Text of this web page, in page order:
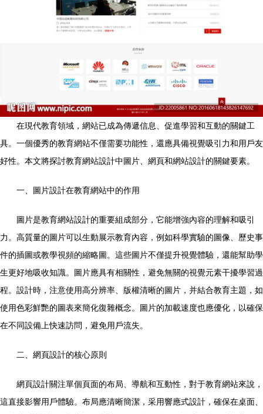
在現代教育領域，網站已成為傳遞信息、促進學習和互動的關鍵工
具。一個優秀的教育網站不僅需要功能性，還應具備視覺吸引力和用戶友
好性。本文將探討教育網站設計中圖片、網頁和網站設計的關鍵要素。
一、圖片設計在教育網站中的作用
圖片是教育網站設計的重要組成部分，它能增強內容的理解和吸引
力。高質量的圖片可以生動展示教育內容，例如科學實驗的圖像、歷史事
件的插圖或教學視頻的縮略圖。這些圖片不僅提升視覺體驗，還能幫助學
生更好地吸收知識。圖片應具有相關性，避免無關的視覺元素干擾學習過
程。設計時，注意使用高分辨率、版權清晰的圖片，并結合教育主題，如
使用色彩鮮艷的圖表來簡化復雜概念。圖片的加載速度也應優化，以確保
在不同設備上快速訪問，避免用戶流失。
二、網頁設計的核心原則
網頁設計關注單個頁面的布局、導航和互動性，對于教育網站來說，
這直接影響用戶體驗。布局應清晰簡潔，采用響應式設計，確保在桌面、